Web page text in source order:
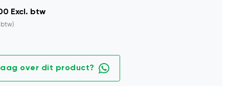
Excl. btw
btw)
over dit product?